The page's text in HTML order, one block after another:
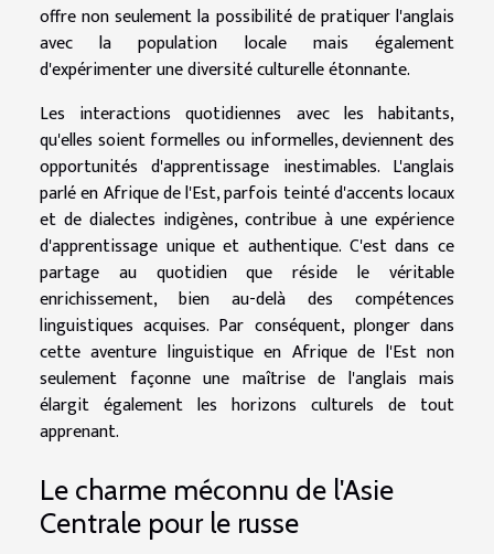
offre non seulement la possibilité de pratiquer l'anglais
avec la population locale mais également
d'expérimenter une diversité culturelle étonnante.
Les interactions quotidiennes avec les habitants,
qu'elles soient formelles ou informelles, deviennent des
opportunités d'apprentissage inestimables. L'anglais
parlé en Afrique de l'Est, parfois teinté d'accents locaux
et de dialectes indigènes, contribue à une expérience
d'apprentissage unique et authentique. C'est dans ce
partage au quotidien que réside le véritable
enrichissement, bien au-delà des compétences
linguistiques acquises. Par conséquent, plonger dans
cette aventure linguistique en Afrique de l'Est non
seulement façonne une maîtrise de l'anglais mais
élargit également les horizons culturels de tout
apprenant.
Le charme méconnu de l'Asie
Centrale pour le russe